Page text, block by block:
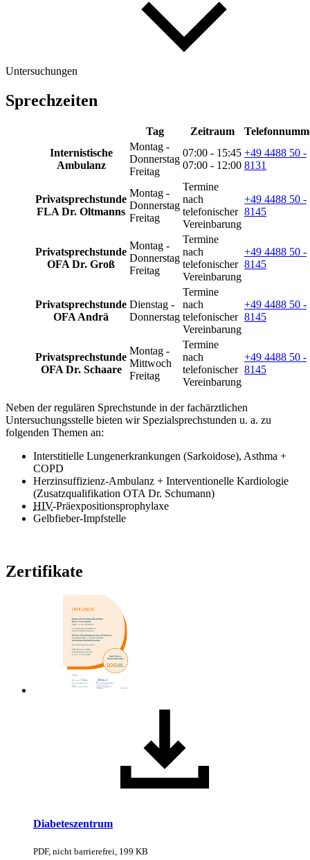
Untersuchungen
Sprechzeiten
Tag Zeitraum
Internistische
Ambulanz
Montag -
Donnerstag
Freitag
07:00 - 15:45
07:00 - 12:00
+49 4488 50 -
8131
Privatsprechstunde
FLA Dr. Oltmanns
Montag -
Donnerstag
Freitag
Termine
nach
telefonischer
Vereinbarung
+49 4488 50 -
8145
Privatsprechstunde
OFA Dr. Groß
Montag -
Donnerstag
Freitag
Termine
nach
telefonischer
Vereinbarung
+49 4488 50 -
8145
Privatsprechstunde
OFAAndrä
Dienstag -
Donnerstag
Termine
nach
telefonischer
Vereinbarung
+49 4488 50 -
8145
Privatsprechstunde
OFA Dr. Schaare
Montag -
Mittwoch
Freitag
Termine
nach
telefonischer
Vereinbarung
+49 4488 50 -
8145
Neben der regulären Sprechstunde in der fachärztlichen
Untersuchungsstelle bieten wir Spezialsprechstunden u. a. zu
folgenden Themen an:
Interstitielle Lungenerkrankungen (Sarkoidose), Asthma +
COPD
Herzinsuffizienz-Ambulanz + Interventionelle Kardiologie
(Zusatzqualifikation OTA Dr. Schumann)
HIV-Präexpositionsprophylaxe
Gelbfieber-Impfstelle
Zertifikate
Diabeteszentrum
PDF, nicht barrierefrei, 199 KB